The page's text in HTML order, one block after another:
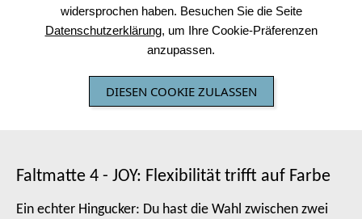
widersprochen haben. Besuchen Sie die Seite
Datenschutzerklärung, um Ihre Cookie-Präferenzen
anzupassen.
DIESEN COOKIE ZULASSEN
Faltmatte 4 - JOY: Flexibilität trifft auf Farbe
Ein echter Hingucker: Du hast die Wahl zwischen zwei